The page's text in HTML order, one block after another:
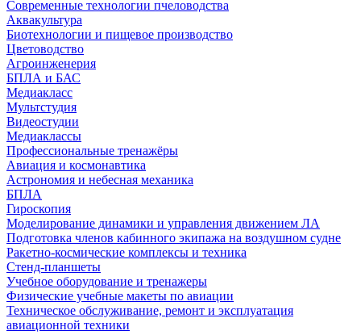
Современные технологии пчеловодства
Аквакультура
Биотехнологии и пищевое производство
Цветоводство
Агроинженерия
БПЛА и БАС
Медиакласс
Мультстудия
Видеостудии
Медиаклассы
Профессиональные тренажёры
Авиация и космонавтика
Астрономия и небесная механика
БПЛА
Гироскопия
Моделирование динамики и управления движением ЛА
Подготовка членов кабинного экипажа на воздушном судне
Ракетно-космические комплексы и техника
Стенд-планшеты
Учебное оборудование и тренажеры
Физические учебные макеты по авиации
Техническое обслуживание, ремонт и эксплуатация
авиационной техники